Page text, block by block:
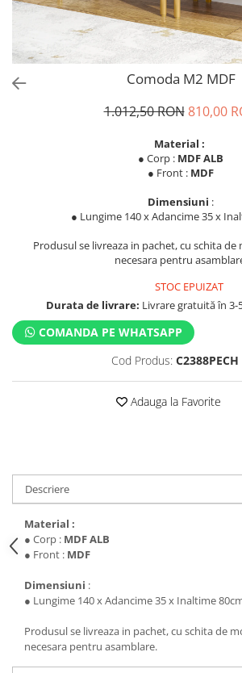
Comoda M2 MDF
1.012,50 RON 810,00
Material :
● Corp : MDF ALB
● Front : MDF
Dimensiuni :
● Lungime 140 x Adancime 35 x
Produsul se livreaza in pachet, cu schita
necesara pentru
STOC EPUIZAT
Durata de livrare: Livrare gratuită în 3-
COMANDA PE WHATSAPP
Cod Produs: C2388PECH
Adauga la Favorite
Descriere
Material :
● Corp : MDF ALB
● Front : MDF
Dimensiuni :
● Lungime 140 x Adancime 35 x Inaltime
Produsul se livreaza in pachet, cu schita de
necesara pentru asamblare.